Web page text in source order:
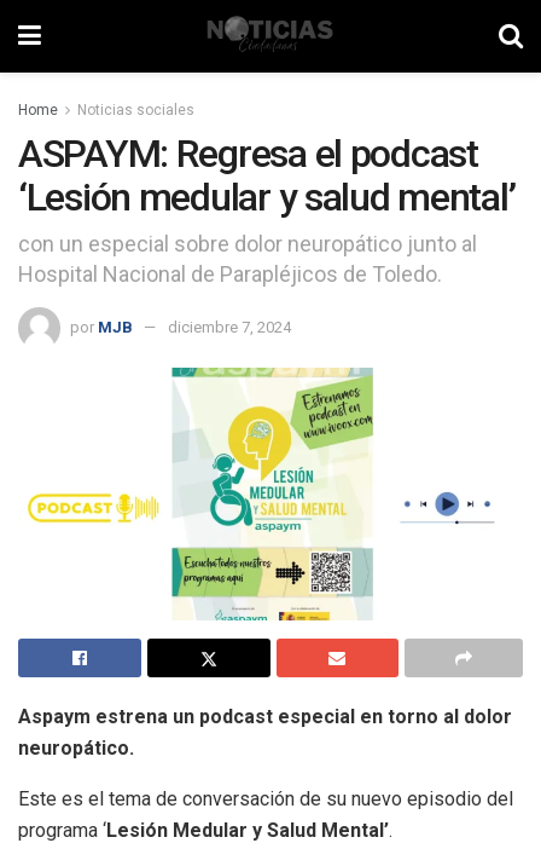
Home Noticias sociales
ASPAYM: Regresa el podcast
‘Lesión medular y salud mental’
con un especial sobre dolor neuropático junto al
Hospital Nacional de Parapléjicos de Toledo.
por MJB diciembre 7, 2024
Aspaym estrena un podcast especial en torno al dolor
neuropático.
Este es el tema de conversación de su nuevo episodio del
programa ‘Lesión Medular y Salud Mental’.